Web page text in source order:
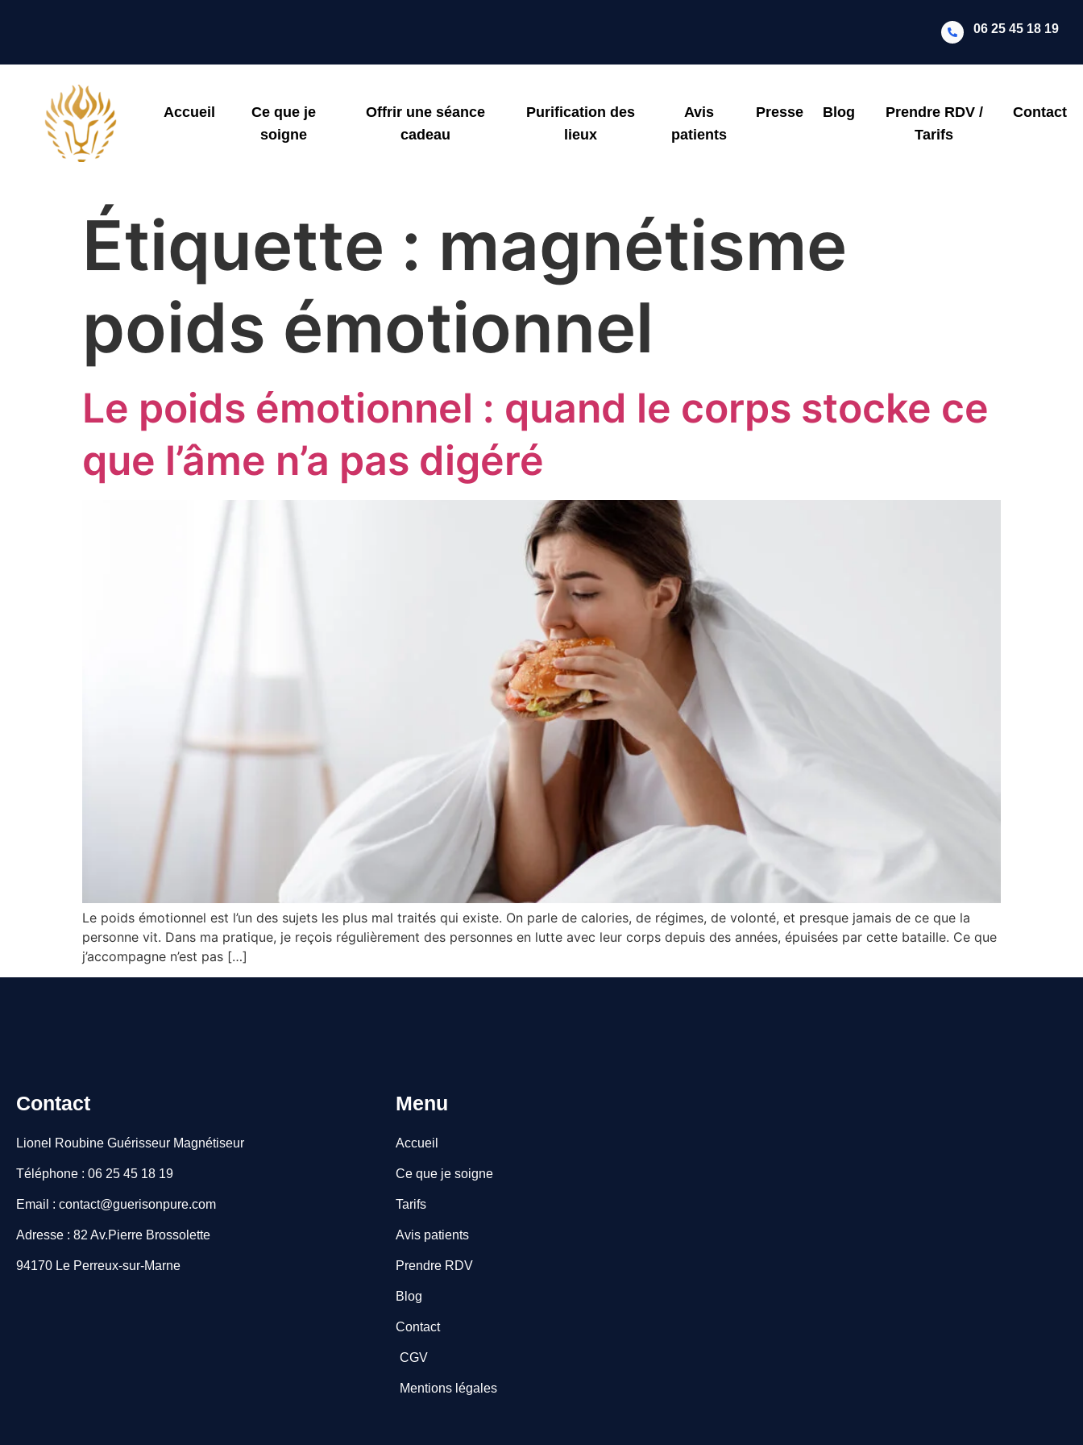
06 25 45 18 19
Accueil
Ce que je
soigne
Offrir une séance
cadeau
Purification des
lieux
Avis
patients
Presse Blog
Prendre RDV /
Tarifs
Contact
Étiquette : magnétisme
poids émotionnel
Le poids émotionnel : quand le corps stocke ce
que l’âme n’a pas digéré
Le poids émotionnel est l’un des sujets les plus mal traités qui existe. On parle de calories, de régimes, de volonté, et presque jamais de ce que la
personne vit. Dans ma pratique, je reçois régulièrement des personnes en lutte avec leur corps depuis des années, épuisées par cette bataille. Ce que
j’accompagne n’est pas […]
Contact
Lionel Roubine Guérisseur Magnétiseur
Téléphone : 06 25 45 18 19
Email : contact@guerisonpure.com
Adresse : 82 Av.Pierre Brossolette
94170 Le Perreux-sur-Marne
Menu
Accueil
Ce que je soigne
Tarifs
Avis patients
Prendre RDV
Blog
Contact
CGV
Mentions légales